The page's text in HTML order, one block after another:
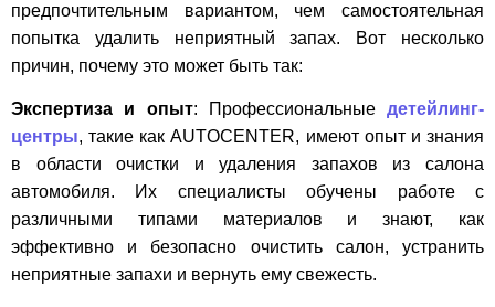
предпочтительным вариантом, чем самостоятельная
попытка удалить неприятный запах. Вот несколько
причин, почему это может быть так:
Экспертиза и опыт: Профессиональные детейлинг-
центры, такие как AUTOCENTER, имеют опыт и знания
в области очистки и удаления запахов из салона
автомобиля. Их специалисты обучены работе с
различными типами материалов и знают, как
эффективно и безопасно очистить салон, устранить
неприятные запахи и вернуть ему свежесть.